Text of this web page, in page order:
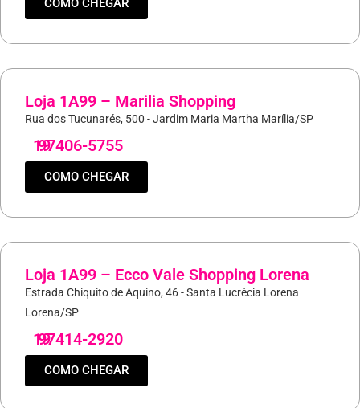
COMO CHEGAR
Loja 1A99 – Marilia Shopping
Rua dos Tucunarés, 500 - Jardim Maria Martha Marília/SP
19
97406-5755
COMO CHEGAR
Loja 1A99 – Ecco Vale Shopping Lorena
Estrada Chiquito de Aquino, 46 - Santa Lucrécia Lorena
Lorena/SP
19
97414-2920
COMO CHEGAR